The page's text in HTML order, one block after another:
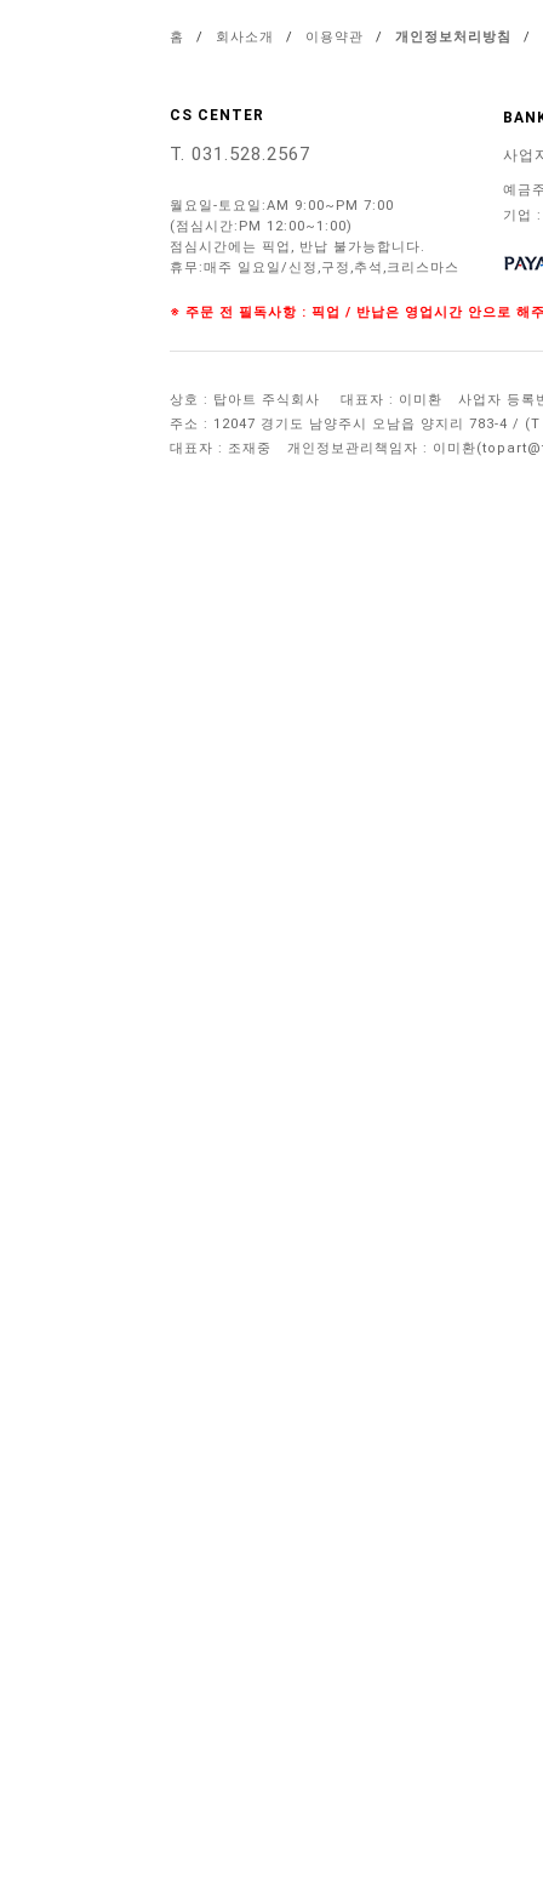
홈 / 회사소개 / 이용약관 / 개인정보처리방침 /
CS CENTER
T. 031.528.2567
월요일-토요일:AM 9:00~PM 7:00
(점심시간:PM 12:00~1:00)
점심시간에는 픽업, 반납 불가능합니다.
휴무:매주 일요일/신정,구정,추석,크리스마스
사업
예금
기업
※ 주문 전 필독사항 : 픽업 / 반납은 영업시간 안으로 해
상호 : 탑아트 주식회사 대표자 : 이미환
사업자 등록
주소 : 12047 경기도 남양주시 오남읍 양지리 783-4 /
대표자 : 조재중
개인정보관리책임자 : 이미환